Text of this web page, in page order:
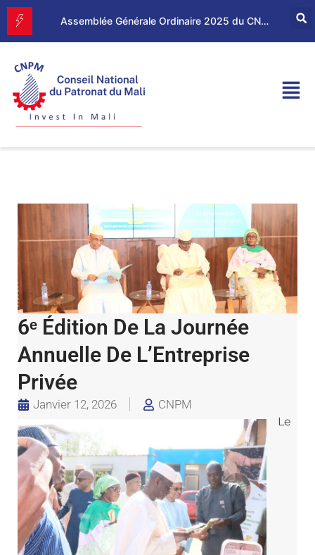
Assemblée Générale Ordinaire 2025 du CNPM
6ᵉ Édition De La Journée
Annuelle De L’Entreprise
Privée
Janvier 12, 2026 CNPM
Le